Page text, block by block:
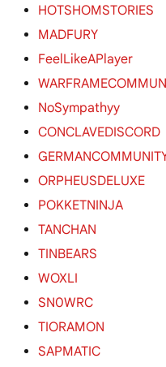
HOTSHOMSTORIES
MADFURY
FeelLikeAPlayer
NoSympathyy
CONCLAVEDISCORD
ORPHEUSDELUXE
POKKETNINJA
TANCHAN
TINBEARS
WOXLI
SN0WRC
TIORAMON
SAPMATIC